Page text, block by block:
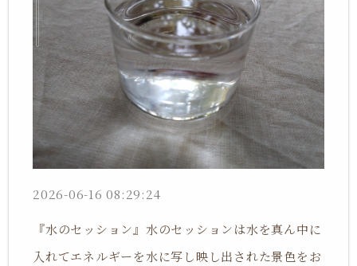
2026-06-16 08:29:24
『水のセッション』水のセッションは水を真ん中に
入れてエネルギーを水に写し映し出された景色をお